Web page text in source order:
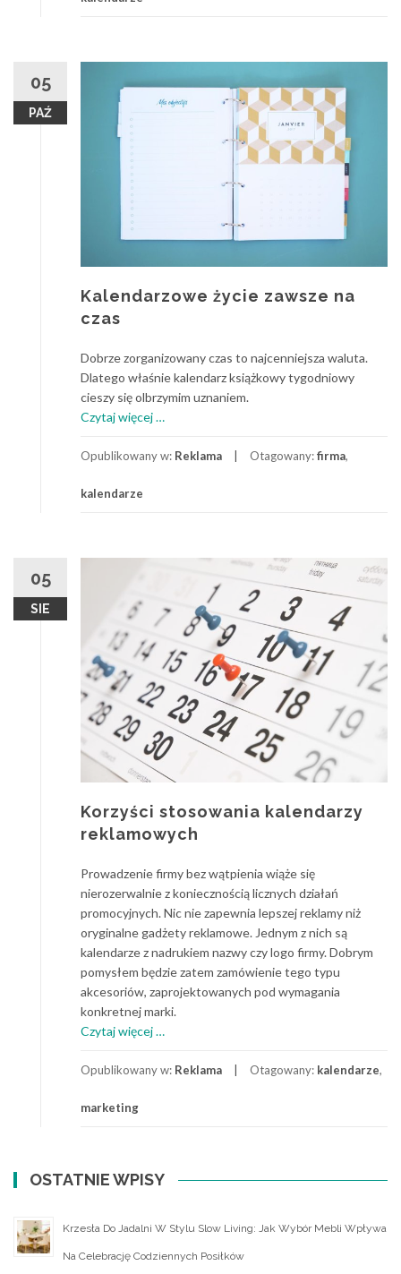
05
PAŹ
Kalendarzowe życie zawsze na
czas
Dobrze zorganizowany czas to najcenniejsza waluta.
Dlatego właśnie kalendarz książkowy tygodniowy
cieszy się olbrzymim uznaniem.
Czytaj więcej
życie
…
Opublikowany w: Reklama Otagowany:firma,
kalendarze
05
SIE
Korzyści stosowania kalendarzy
reklamowych
Prowadzenie firmy bez wątpienia wiąże się
nierozerwalnie z koniecznością licznych działań
promocyjnych. Nic nie zapewnia lepszej reklamy niż
oryginalne gadżety reklamowe. Jednym z nich są
kalendarze z nadrukiem nazwy czy logo firmy. Dobrym
pomysłem będzie zatem zamówienie tego typu
akcesoriów, zaprojektowanych pod wymagania
konkretnej marki.
Czytaj więcej
stosowania
…
Opublikowany w: Reklama Otagowany: kalendarze,
marketing
OSTATNIE WPISY
Krzesła Do Jadalni W Stylu Slow Living: Jak Wybór Mebli Wpływa
Na Celebrację Codziennych Posiłków